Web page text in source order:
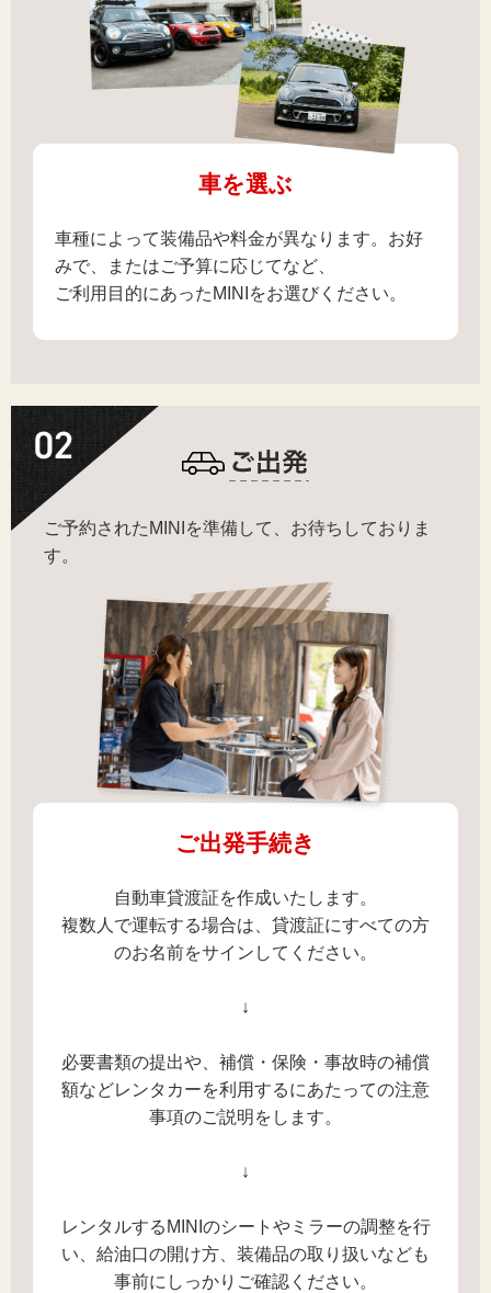
車を選ぶ
車種によって装備品や料金が異なります。お好
みで、またはご予算に応じてなど、
ご利用目的にあったMINIをお選びください。
ご予約されたMINIを準備して、お待ちしておりま
す。
ご出発手続き
自動車貸渡証を作成いたします。
複数人で運転する場合は、貸渡証にすべての方
のお名前をサインしてください。
↓
必要書類の提出や、補償・保険・事故時の補償
額などレンタカーを利用するにあたっての注意
事項のご説明をします。
↓
レンタルするMINIのシートやミラーの調整を行
い、給油口の開け方、装備品の取り扱いなども
事前にしっかりご確認ください。